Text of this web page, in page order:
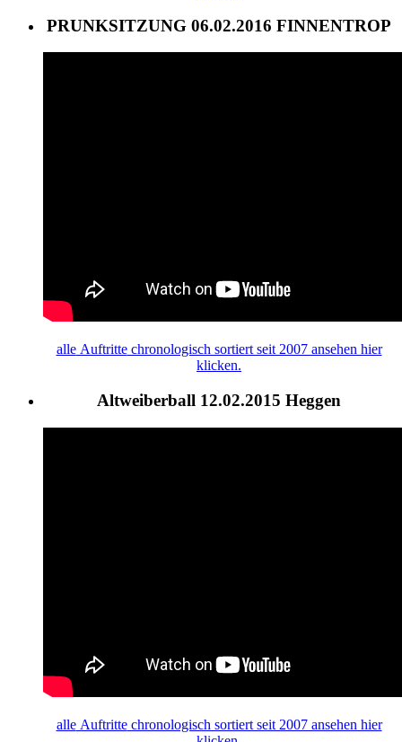
PRUNKSITZUNG 06.02.2016 FINNENTROP
alleAuftrittechronologisch sortiert seit 2007 ansehen hier
klicken.
Altweiberball 12.02.2015 Heggen
alleAuftrittechronologisch sortiert seit 2007 ansehen hier